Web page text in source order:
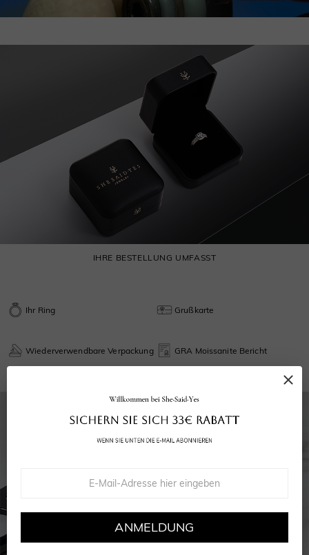
IHRE BESTELLUNG UMFASST
Ihr Ring Grußkarte
Wiederverwendbare Verpackung GRA Moissanite Bericht
ANMELDUNG